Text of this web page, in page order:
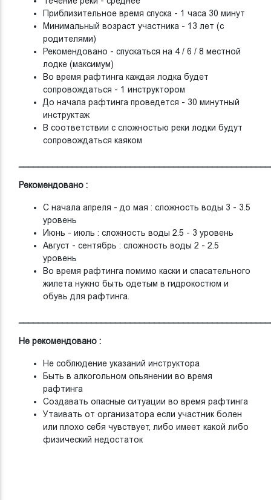
Приблизительное время спуска - 1 часа 30 минут
Минимальный возраст участника - 13 лет (с
родителями)
Рекомендовано - спускаться на 4 / 6 / 8 местной
лодке (максимум)
Во время рафтинга каждая лодка будет
сопровождаться - 1 инструктором
До начала рафтинга проведется - 30 минутный
инструктаж
В соответствии с сложностью реки лодки будут
сопровождаться каяком
Рекомендовано :
С начала апреля - до мая : сложность воды 3 - 3.5
уровень
Июнь - июль : сложность воды 2.5 - 3 уровень
Август - сентябрь : сложность воды 2 - 2.5
уровень
Во время рафтинга помимо каски и спасательного
жилета нужно быть одетым в гидрокостюм и
обувь для рафтинга.
Не рекомендовано :
Не соблюдение указаний инструктора
Быть в алкогольном опьянении во время
рафтинга
Создавать опасные ситуации во время рафтинга
Утаивать от организатора если участник болен
или плохо себя чувствует, либо имеет какой либо
физический недостаток